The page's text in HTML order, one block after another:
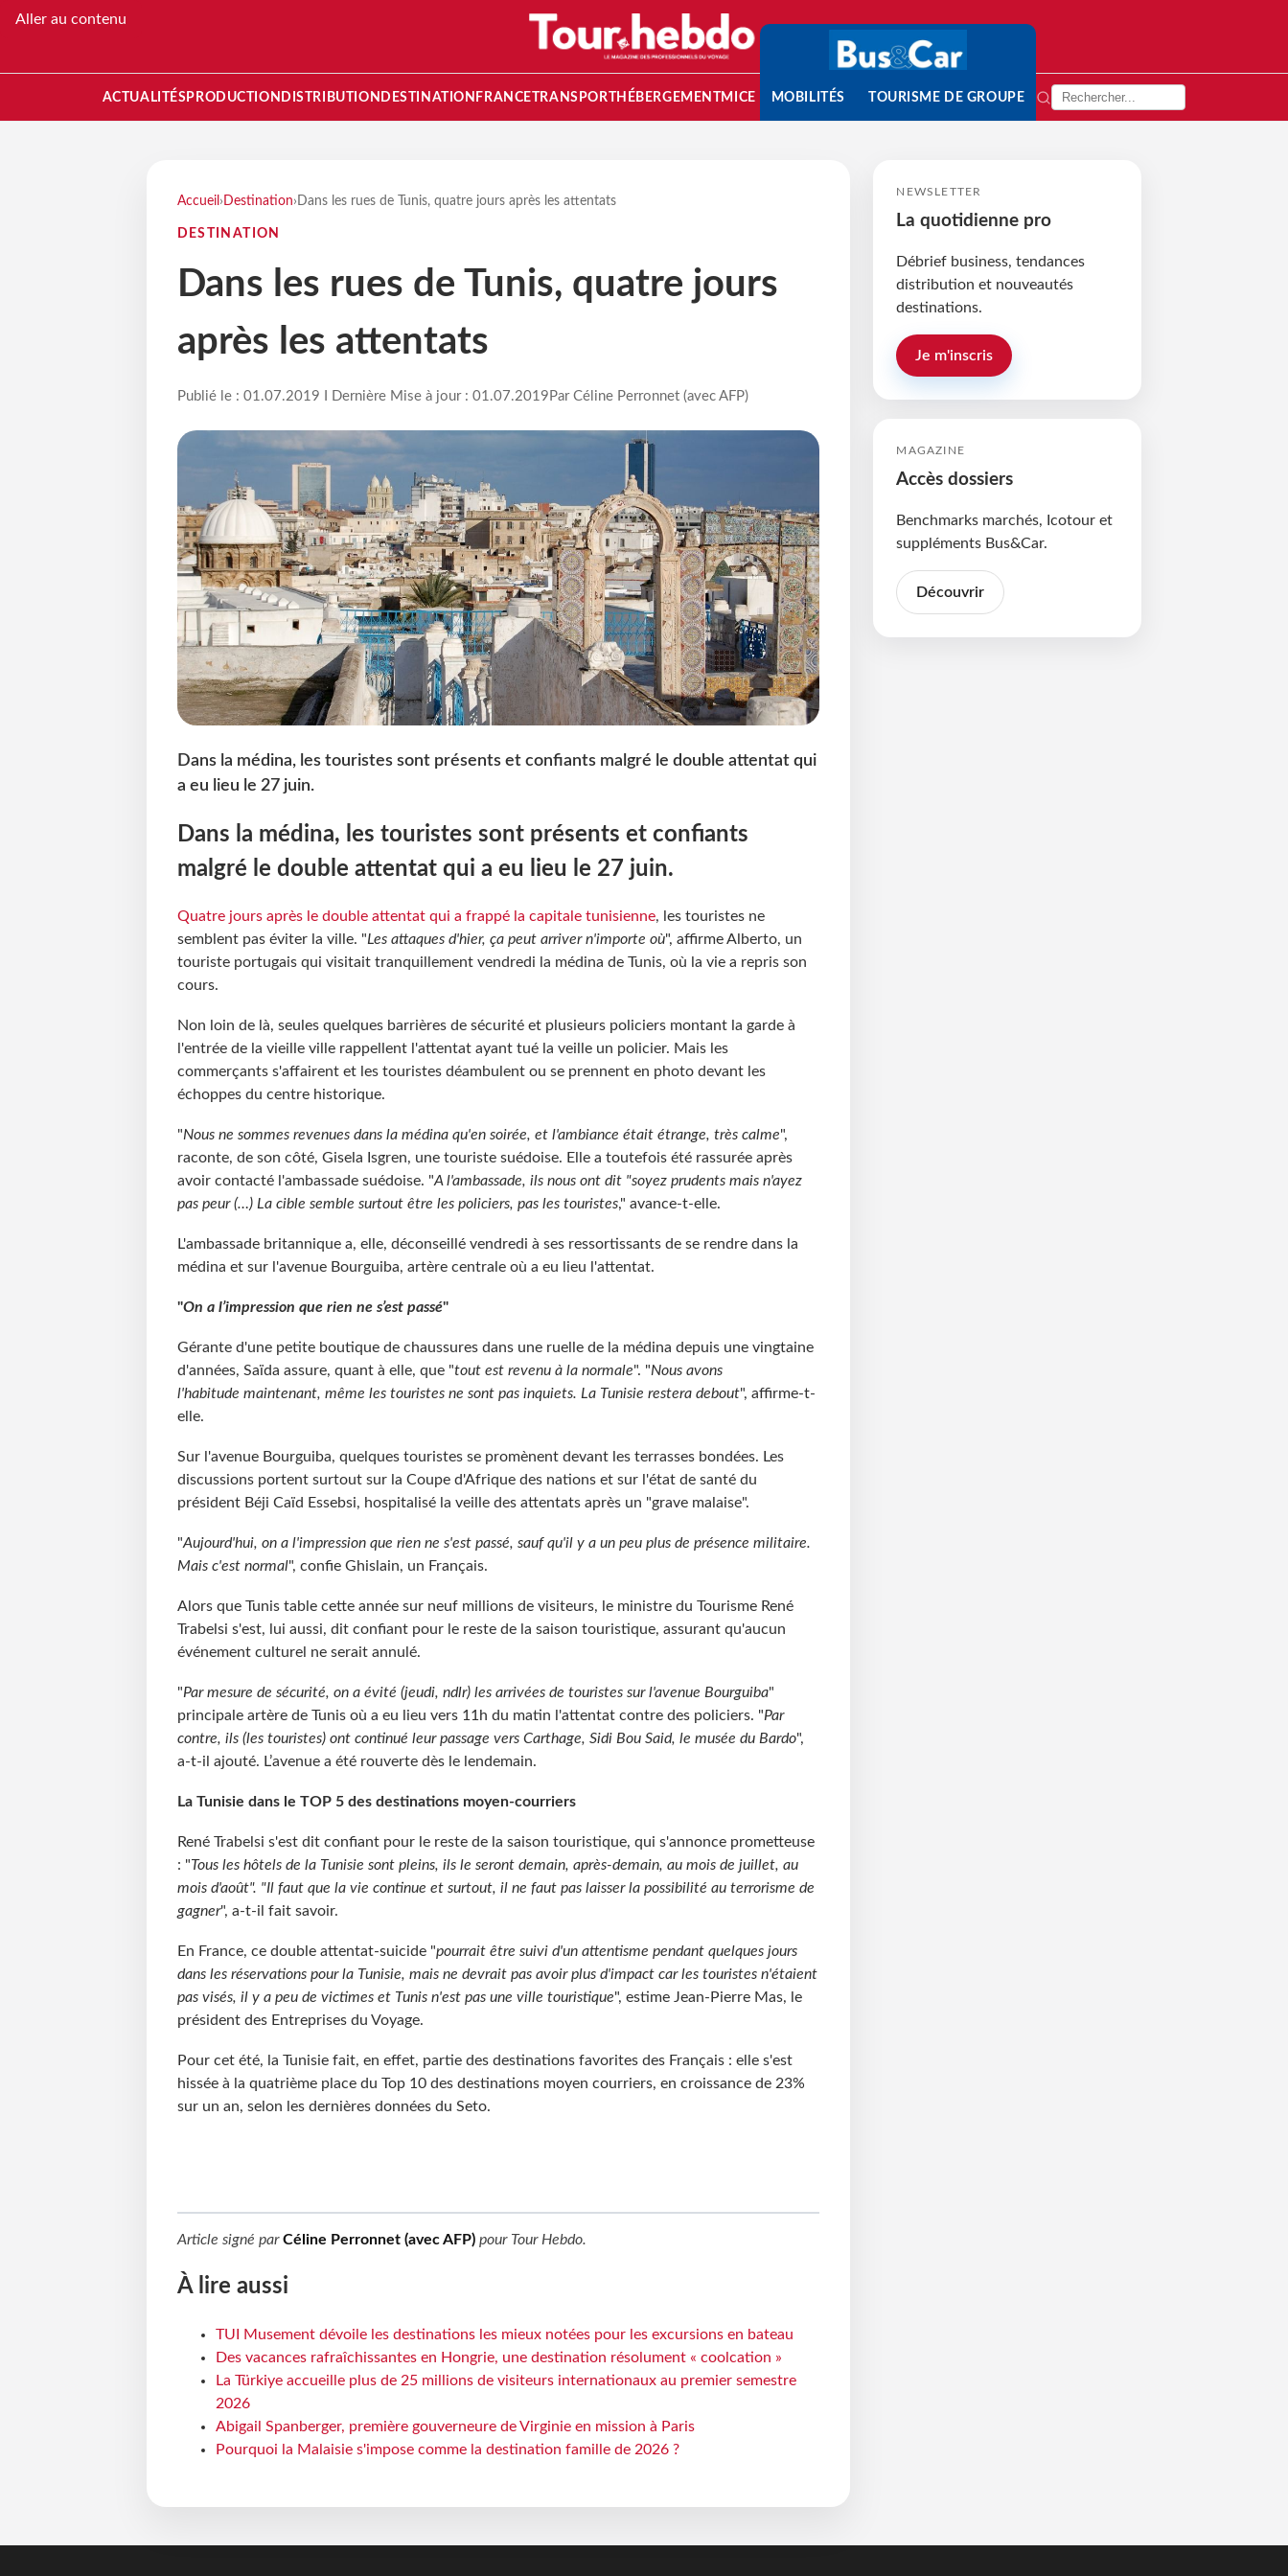
Aller au contenu
ACTUALITÉS PRODUCTION DISTRIBUTION DESTINATION FRANCETRANSPORT HÉBERGEMENTMICE MOBILITÉS TOURISME DE GROUPE
Accueil › Destination› Dans les rues de Tunis, quatre jours après les attentats
DESTINATION
Dans les rues de Tunis, quatre jours
après les attentats
Publié le : 01.07.2019 I Dernière Mise à jour : 01.07.2019 Par Céline Perronnet (avec AFP)
Dans la médina, les touristes sont présents et confiants malgré le double attentat qui
a eu lieu le 27 juin.
Dans la médina, les touristes sont présents et confiants
malgré le double attentat qui a eu lieu le 27 juin.
Quatre jours après le double attentat qui a frappé la capitale tunisienne, les touristes ne
semblent pas éviter la ville. "Les attaques d'hier, ça peut arriver n'importe où", affirme Alberto, un
touriste portugais qui visitait tranquillement vendredi la médina de Tunis, où la vie a repris son
cours.
Non loin de là, seules quelques barrières de sécurité et plusieurs policiers montant la garde à
l'entrée de la vieille ville rappellent l'attentat ayant tué la veille un policier. Mais les
commerçants s'affairent et les touristes déambulent ou se prennent en photo devant les
échoppes du centre historique.
"Nous ne sommes revenues dans la médina qu'en soirée, et l'ambiance était étrange, très calme",
raconte, de son côté, Gisela Isgren, une touriste suédoise. Elle a toutefois été rassurée après
avoir contacté l'ambassade suédoise. "A l'ambassade, ils nous ont dit "soyez prudents mais n'ayez
pas peur (…) La cible semble surtout être les policiers, pas les touristes," avance-t-elle.
L'ambassade britannique a, elle, déconseillé vendredi à ses ressortissants de se rendre dans la
médina et sur l'avenue Bourguiba, artère centrale où a eu lieu l'attentat.
"On a l’impression que rien ne s’est passé"
Gérante d'une petite boutique de chaussures dans une ruelle de la médina depuis une vingtaine
d'années, Saïda assure, quant à elle, que "tout est revenu à la normale". "Nous avons
l'habitude maintenant, même les touristes ne sont pas inquiets. La Tunisie restera debout", affirme-t-
elle.
Sur l'avenue Bourguiba, quelques touristes se promènent devant les terrasses bondées. Les
discussions portent surtout sur la Coupe d'Afrique des nations et sur l'état de santé du
président Béji Caïd Essebsi, hospitalisé la veille des attentats après un "grave malaise".
"Aujourd'hui, on a l'impression que rien ne s'est passé, sauf qu'il y a un peu plus de présence militaire.
Mais c'est normal", confie Ghislain, un Français.
Alors que Tunis table cette année sur neuf millions de visiteurs, le ministre du Tourisme René
Trabelsi s'est, lui aussi, dit confiant pour le reste de la saison touristique, assurant qu'aucun
événement culturel ne serait annulé.
"Par mesure de sécurité, on a évité (jeudi, ndlr) les arrivées de touristes sur l'avenue Bourguiba"
principale artère de Tunis où a eu lieu vers 11h du matin l'attentat contre des policiers. "Par
contre, ils (les touristes) ont continué leur passage vers Carthage, Sidi Bou Said, le musée du Bardo",
a-t-il ajouté. L’avenue a été rouverte dès le lendemain.
La Tunisie dans le TOP 5 des destinations moyen-courriers
René Trabelsi s'est dit confiant pour le reste de la saison touristique, qui s'annonce prometteuse
: "Tous les hôtels de la Tunisie sont pleins, ils le seront demain, après-demain, au mois de juillet, au
mois d'août". "Il faut que la vie continue et surtout, il ne faut pas laisser la possibilité au terrorisme de
gagner", a-t-il fait savoir.
En France, ce double attentat-suicide "pourrait être suivi d'un attentisme pendant quelques jours
dans les réservations pour la Tunisie, mais ne devrait pas avoir plus d'impact car les touristes n'étaient
pas visés, il y a peu de victimes et Tunis n'est pas une ville touristique", estime Jean-Pierre Mas, le
président des Entreprises du Voyage.
Pour cet été, la Tunisie fait, en effet, partie des destinations favorites des Français : elle s'est
hissée à la quatrième place du Top 10 des destinations moyen courriers, en croissance de 23%
sur un an, selon les dernières données du Seto.
Article signé parCéline Perronnet (avec AFP)pour Tour Hebdo.
À lire aussi
TUI Musement dévoile les destinations les mieux notées pour les excursions en bateau
Des vacances rafraîchissantes en Hongrie, une destination résolument « coolcation »
La Türkiye accueille plus de 25 millions de visiteurs internationaux au premier semestre
2026
Abigail Spanberger, première gouverneure de Virginie en mission à Paris
Pourquoi la Malaisie s'impose comme la destination famille de 2026 ?
NEWSLETTER
La quotidienne pro
Débrief business, tendances
distribution et nouveautés
destinations.
Je m'inscris
MAGAZINE
Accès dossiers
Benchmarks marchés, Icotour et
suppléments Bus&Car.
Découvrir